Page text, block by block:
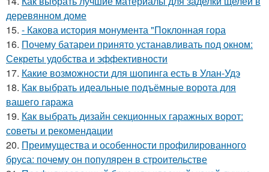
деревянном доме
15. - Какова история монумента "Поклонная гора
16. Почему батареи принято устанавливать под окном:
Секреты удобства и эффективности
17. Какие возможности для шопинга есть в Улан-Удэ
18. Как выбрать идеальные подъёмные ворота для
вашего гаража
19. Как выбрать дизайн секционных гаражных ворот:
советы и рекомендации
20. Преимущества и особенности профилированного
бруса: почему он популярен в строительстве